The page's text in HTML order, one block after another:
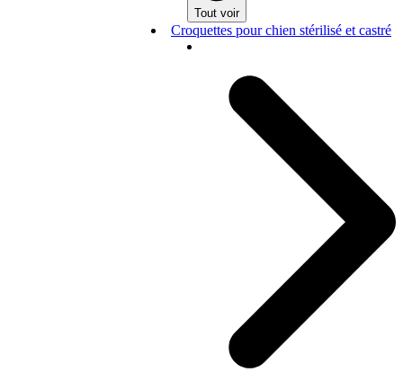
Tout voir
Croquettes pour chien stérilisé et castré